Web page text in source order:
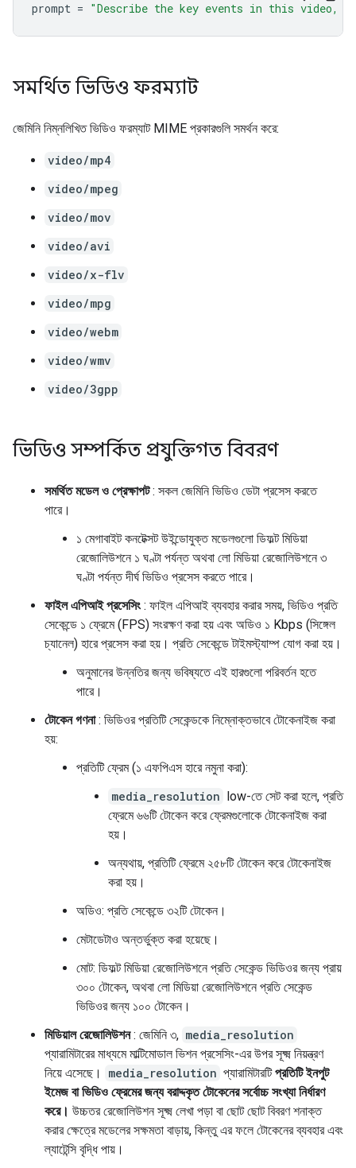
prompt = "Describe the key events in this video,
সমর্থিত ভিডিও ফরম্যাট
জেমিনি নিম্নলিখিত ভিডিও ফরম্যাট MIME প্রকারগুলি সমর্থন করে:
video/mp4
video/mpeg
video/mov
video/avi
video/x-flv
video/mpg
video/webm
video/wmv
video/3gpp
ভিডিও সম্পর্কিত প্রযুক্তিগত বিবরণ
সমর্থিত মডেল ও প্রেক্ষাপট: সকল জেমিনি ভিডিও ডেটা প্রসেস করতে
পারে।
১ মেগাবাইট কনটেক্সট উইন্ডোযুক্ত মডেলগুলো ডিফল্ট মিডিয়া
রেজোলিউশনে ১ ঘণ্টা পর্যন্ত অথবা লো মিডিয়া রেজোলিউশনে ৩
ঘণ্টা পর্যন্ত দীর্ঘ ভিডিও প্রসেস করতে পারে।
ফাইল এপিআই প্রসেসিং: ফাইল এপিআই ব্যবহার করার সময়, ভিডিও প্রতি
সেকেন্ডে ১ ফ্রেমে (FPS) সংরক্ষণ করা হয় এবং অডিও ১ Kbps (সিঙ্গেল
চ্যানেল) হারে প্রসেস করা হয়। প্রতি সেকেন্ডে টাইমস্ট্যাম্প যোগ করা হয়।
অনুমানের উন্নতির জন্য ভবিষ্যতে এই হারগুলো পরিবর্তন হতে
পারে।
টোকেন গণনা: ভিডিওর প্রতিটি সেকেন্ডকে নিম্নোক্তভাবে টোকেনাইজ করা
হয়:
প্রতিটি ফ্রেম (১ এফপিএস হারে নমুনা করা):
media_resolution low-তে সেট করা হলে, প্রতি
ফ্রেমে ৬৬টি টোকেন করে ফ্রেমগুলোকে টোকেনাইজ করা
হয়।
অন্যথায়, প্রতিটি ফ্রেমে ২৫৮টি টোকেন করে টোকেনাইজ
করা হয়।
অডিও: প্রতি সেকেন্ডে ৩২টি টোকেন।
মেটাডেটাও অন্তর্ভুক্ত করা হয়েছে।
মোট: ডিফল্ট মিডিয়া রেজোলিউশনে প্রতি সেকেন্ড ভিডিওর জন্য প্রায়
৩০০ টোকেন, অথবা লো মিডিয়া রেজোলিউশনে প্রতি সেকেন্ড
ভিডিওর জন্য ১০০ টোকেন।
মিডিয়াল রেজোলিউশন: জেমিনি ৩, media_resolution
প্যারামিটারের মাধ্যমে মাল্টিমোডাল ভিশন প্রসেসিং-এর উপর সূক্ষ্ম নিয়ন্ত্রণ
নিয়ে এসেছে।
media_resolution প্যারামিটারটিপ্রতিটি ইনপুট
ইমেজ বা ভিডিও ফ্রেমের জন্য বরাদ্দকৃত টোকেনের সর্বোচ্চ সংখ্যা নির্ধারণ
করে। উচ্চতর রেজোলিউশন সূক্ষ্ম লেখা পড়া বা ছোট ছোট বিবরণ শনাক্ত
করার ক্ষেত্রে মডেলের সক্ষমতা বাড়ায়, কিন্তু এর ফলে টোকেনের ব্যবহার এবং
ল্যাটেন্সি বৃদ্ধি পায়।